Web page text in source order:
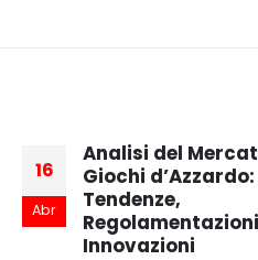
16
Abr
Analisi del
Giochi d’Azzardo:
Tendenze,
Innovazioni